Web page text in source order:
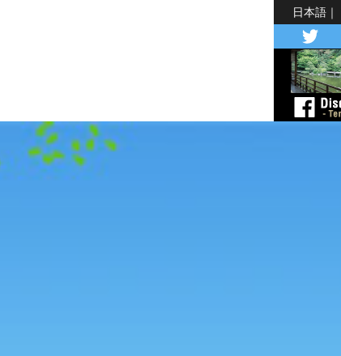
日本語
twitter